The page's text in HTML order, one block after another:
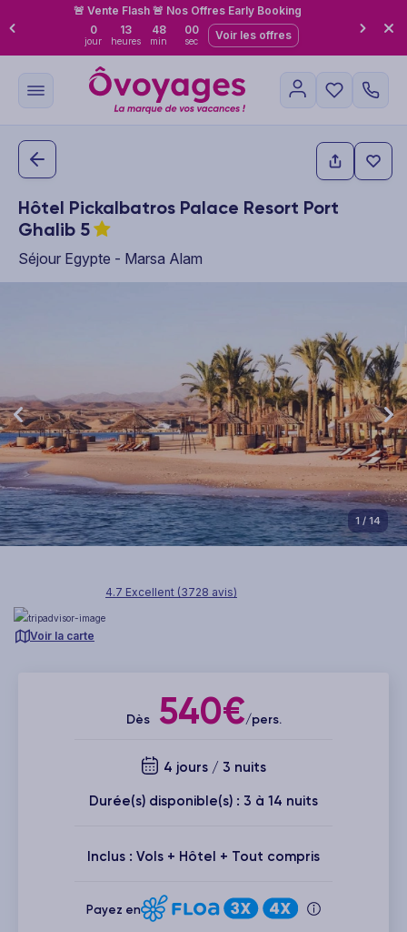
🚨 Vente Flash 🚨 Nos Offres Early Booking
0
jour
13
heures
47
min
59
sec Voir les offres
Hôtel Pickalbatros Palace Resort Port
Ghalib 5
Séjour Egypte - Marsa Alam
1 / 14
4.7 Excellent (3728 avis)
Voir la carte
Dès540€/pers.
4 jours / 3 nuits
Durée(s) disponible(s) : 3 à 14 nuits
Inclus : Vols + Hôtel + Tout compris
Payez en